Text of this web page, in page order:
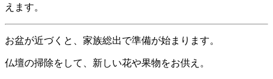
えます。
お盆が近づくと、家族総出で準備が始まります。
仏壇の掃除をして、新しい花や果物をお供え。